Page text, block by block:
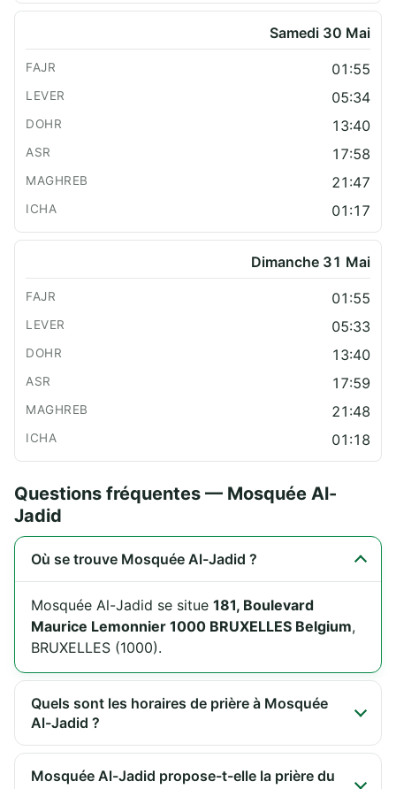
Samedi 30 Mai
01:55
05:34
13:40
17:58
21:47
01:17
Dimanche 31 Mai
01:55
05:33
13:40
17:59
21:48
01:18
Questions fréquentes — Mosquée Al-
Jadid
Où se trouve Mosquée Al-Jadid ?
Mosquée Al-Jadid se situe 181, Boulevard
Maurice Lemonnier 1000 BRUXELLES Belgium,
BRUXELLES (1000).
Quels sont les horaires de prière à Mosquée
Al-Jadid ?
Mosquée Al-Jadid propose-t-elle la prière du